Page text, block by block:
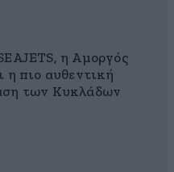
η Αμοργός
η πιο αυθεντική
των Κυκλάδων